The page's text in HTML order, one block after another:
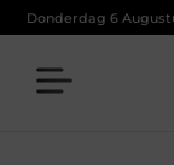
Donderdag 6